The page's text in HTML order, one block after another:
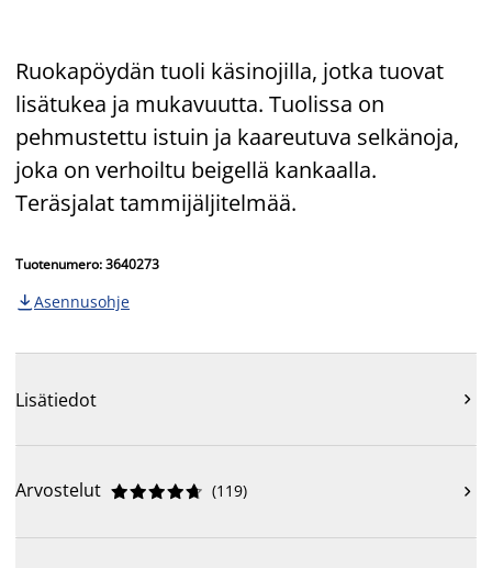
Ruokapöydän tuoli käsinojilla, jotka tuovat
lisätukea ja mukavuutta. Tuolissa on
pehmustettu istuin ja kaareutuva selkänoja,
joka on verhoiltu beigellä kankaalla.
Teräsjalat tammijäljitelmää.
Tuotenumero: 3640273
 Asennusohje
Lisätiedot 
Arvostelut 




 (119) 